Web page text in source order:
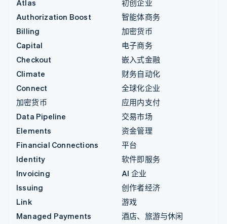
Atlas
Authorization Boost
Billing
Capital
Checkout
Climate
Connect
加密货币
Data Pipeline
Elements
Financial Connections
Identity
Invoicing
Issuing
Link
Managed Payments
初创企业
智能体商务
加密货币
电子商务
嵌入式金融
财务自动化
全球化企业
应用内支付
交易市场
资金管理
平台
软件即服务
AI 企业
创作者经济
游戏
酒店、旅游与休闲